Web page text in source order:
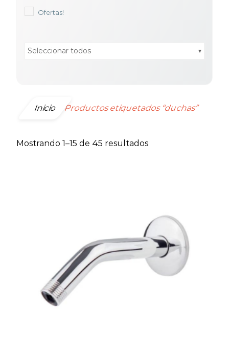
Ofertas!
Seleccionar todos
Inicio Productos etiquetados “duchas”
Mostrando 1–15 de 45 resultadosOrdenado
alto